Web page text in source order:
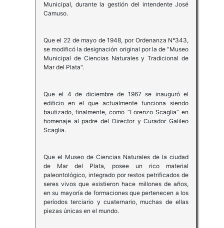
Municipal, durante la gestión del intendente José
Camuso.
Que el 22 de mayo de 1948, por Ordenanza N°343,
se modificó la designación original por la de "Museo
Municipal de Ciencias Naturales y Tradicional de
Mar del Plata".
Que el 4 de diciembre de 1967 se inauguró el
edificio en el que actualmente funciona siendo
bautizado, finalmente, como “Lorenzo Scaglia” en
homenaje al padre del Director y Curador Galileo
Scaglia.
Que el Museo de Ciencias Naturales de la ciudad
de Mar del Plata, posee un rico material
paleontológico, integrado por restos petrificados de
seres vivos que existieron hace millones de años,
en su mayoría de formaciones que pertenecen a los
períodos terciario y cuaternario, muchas de ellas
piezas únicas en el mundo.